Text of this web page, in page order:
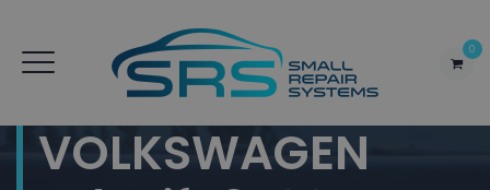
0
VOLKSWAGEN